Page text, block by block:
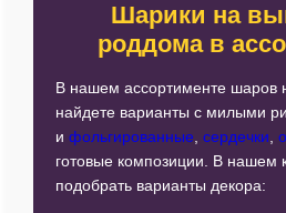
Шарики на
роддома в
В нашем ассортименте шаров
найдете варианты с милыми
и фольгированные, сердечки,
готовые композиции. В нашем
подобрать варианты декора: